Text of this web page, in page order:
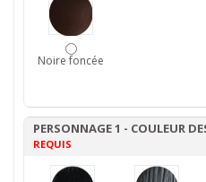
Noire foncée
PERSONNAGE 1 - COULEUR
REQUIS